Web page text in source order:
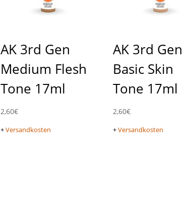
AK 3rd Gen
Medium Flesh
Tone 17ml
2,60€
+Versandkosten
AK 3rd Gen
Basic Skin
Tone 17ml
2,60€
+Versandkosten